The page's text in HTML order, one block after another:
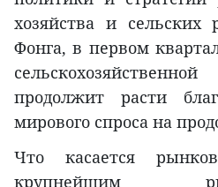
хозяйства и сельских
Фонга, в первом
продолжит расти
мирового спроса на
Что касается
крупнейшим